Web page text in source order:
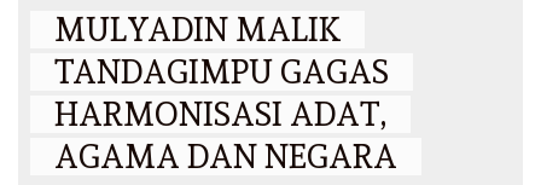
MULYADIN MALIK
TANDAGIMPU GAGAS
HARMONISASI ADAT,
AGAMA DAN NEGARA